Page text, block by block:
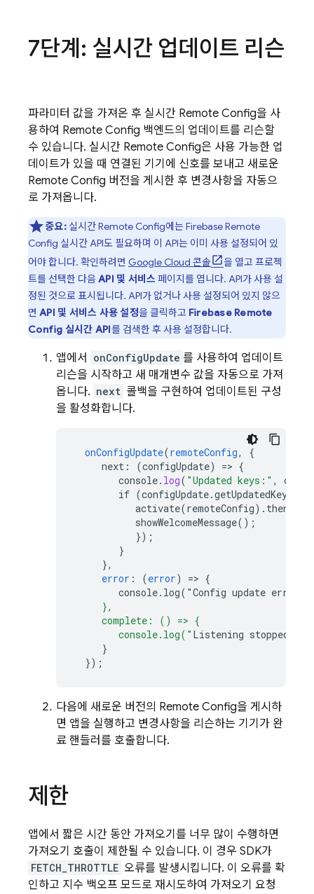
7단계: 실시간 업데이트 리슨
파라미터 값을 가져온 후 실시간 Remote Config을 사
용하여 Remote Config 백엔드의 업데이트를 리슨할
수 있습니다. 실시간 Remote Config은 사용 가능한 업
데이트가 있을 때 연결된 기기에 신호를 보내고 새로운
Remote Config 버전을 게시한 후 변경사항을 자동으
로 가져옵니다.
중요:실시간Remote Config에는Firebase Remote
Config 실시간 API도 필요하며 이 API는 이미 사용 설정되어 있
어야 합니다. 확인하려면 Google Cloud 콘솔
을 열고 프로젝
트를 선택한 다음API 및 서비스 페이지를 엽니다. API가 사용 설
정된 것으로 표시됩니다. API가 없거나 사용 설정되어 있지 않으
면 API 및 서비스 사용 설정을 클릭하고 Firebase Remote
Config 실시간 API를 검색한 후 사용 설정합니다.
앱에서 onConfigUpdate 를 사용하여 업데이트
리슨을 시작하고 새 매개변수 값을 자동으로 가져
옵니다. next 콜백을 구현하여 업데이트된 구성
을 활성화합니다.
onConfigUpdate(remoteConfig,
{
next : (configUpdate) => {
console. log( "Updated keys:" ,
if
activate(remoteConfig).then(()
showWelcomeMessage() ;
});
}
},
error : (error) => {
console.log("Config update error
     },
     complete: () => {
        console.log("
Listening stopped
}
});
다음에 새로운 버전의 Remote Config을 게시하
면 앱을 실행하고 변경사항을 리슨하는 기기가 완
료 핸들러를 호출합니다.
제한
앱에서 짧은 시간 동안 가져오기를 너무 많이 수행하면
가져오기 호출이 제한될 수 있습니다. 이 경우 SDK가
FETCH_THROTTLE 오류를 발생시킵니다. 이 오류를 확
인하고 지수 백오프 모드로 재시도하여 가져오기 요청